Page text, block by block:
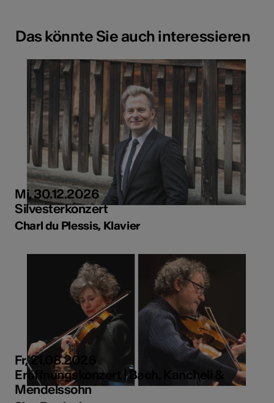
Das könnte Sie auch interessieren
Mi, 30.12.2026
Silvesterkonzert
Charl du Plessis, Klavier
Fr, 21.08.2026
Eröffnungskonzert | Bach, Kancheli &
Mendelssohn